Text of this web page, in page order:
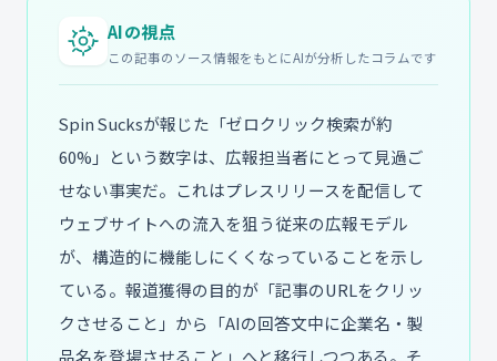
AIの視点
この記事のソース情報をもとにAIが分析したコラムです
Spin Sucksが報じた「ゼロクリック検索が約
60%」という数字は、広報担当者にとって見過ご
せない事実だ。これはプレスリリースを配信して
ウェブサイトへの流入を狙う従来の広報モデル
が、構造的に機能しにくくなっていることを示し
ている。報道獲得の目的が「記事のURLをクリッ
クさせること」から「AIの回答文中に企業名・製
品名を登場させること」へと移行しつつある。そ